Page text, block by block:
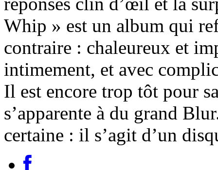
Whip » est un album qui
contraire : chaleureux et
intimement, et avec
Il est encore trop tôt pour
s’apparente à du grand
certaine : il s’agit d’un